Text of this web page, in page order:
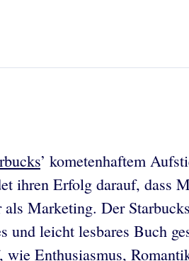
’ kometenhaftem
ihren Erfolg darauf, dass
Marketing. Der
und leicht lesbares Buch
wie Enthusiasmus,